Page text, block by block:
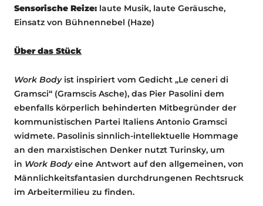
Sensorische Reize: laute Musik, laute Geräusche,
Einsatz von Bühnennebel (Haze)
Über das Stück
Work Bodyist inspiriert vom Gedicht „Le ceneri di
Gramsci“ (Gramscis Asche), das Pier Pasolini dem
ebenfalls körperlich behinderten Mitbegründer der
kommunistischen Partei Italiens Antonio Gramsci
widmete. Pasolinis sinnlich-intellektuelle Hommage
an den marxistischen Denker nutzt Turinsky, um
in Work Bodyeine Antwort auf den allgemeinen, von
Männlichkeitsfantasien durchdrungenen Rechtsruck
im Arbeitermilieu zu finden.